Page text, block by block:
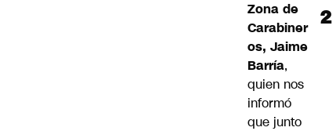
Zona de
Carabiner
os, Jaime
Barría,
quien nos
informó
que junto